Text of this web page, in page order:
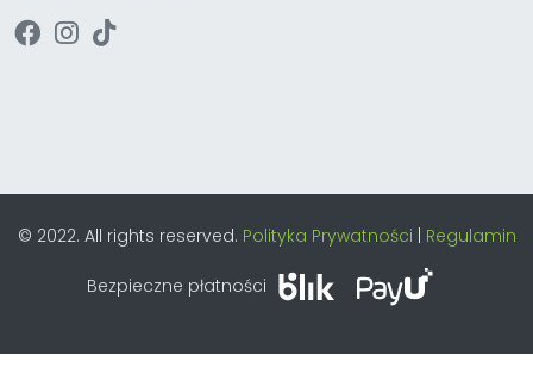
© 2022. All rights reserved. Polityka Prywatności | Regulamin
Bezpieczne płatności